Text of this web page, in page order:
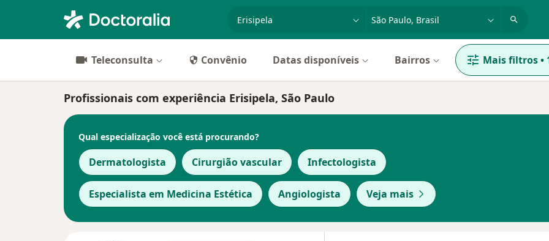
Teleconsulta Convênio Datas disponíveis Bairros Mais filtros•
Profissionais com experiência Erisipela, São Paulo
Qual especialização você está procurando?
Dermatologista Cirurgião vascular Infectologista
Especialista em Medicina Estética Angiologista Veja mais